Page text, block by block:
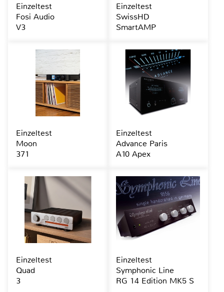
Einzeltest
Fosi Audio
V3
Einzeltest
SwissHD
SmartAMP
Einzeltest
Moon
371
Einzeltest
Advance Paris
A10 Apex
Einzeltest
Quad
3
Einzeltest
Symphonic Line
RG 14 Edition MK5 S